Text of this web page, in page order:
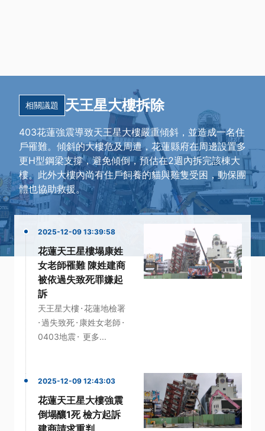
相關議題 天王星大樓拆除
403花蓮強震導致天王星大樓嚴重傾斜，並造成一名住
戶罹難。傾斜的大樓危及周遭，花蓮縣府在周邊設置多
更H型鋼梁支撐，避免傾倒，預估在2週內拆完該棟大
樓。此外大樓內尚有住戶飼養的貓與雞隻受困，動保團
體也協助救援。
2025-12-09 13:39:58
花蓮天王星樓塌康姓
女老師罹難 陳姓建商
被依過失致死罪嫌起
訴
天王星大樓·花蓮地檢署
·過失致死· 康姓女老師 ·
0403地震· 更多...
2025-12-09 12:43:03
花蓮天王星大樓強震
倒塌釀1死 檢方起訴
建商請求重判